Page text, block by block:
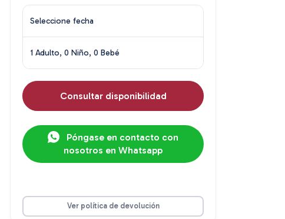
Seleccione fecha
1 Adulto, 0 Niño, 0 Bebé
Consultar disponibilidad
Póngase en contacto con
nosotros en Whatsapp
Ver política de devolución